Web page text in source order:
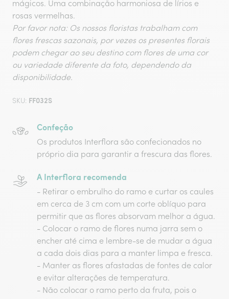
mágicos. Uma combinação harmoniosa de lírios e
rosas vermelhas.
Por favor nota: Os nossos floristas trabalham com
flores frescas sazonais, por vezes os presentes florais
podem chegar ao seu destino com flores de uma cor
ou variedade diferente da foto, dependendo da
disponibilidade.
SKU: FF032S
Confeção
Os produtos Interflora são confecionados no
próprio dia para garantir a frescura das flores.
A Interflora recomenda
- Retirar o embrulho do ramo e curtar os caules
em cerca de 3 cm com um corte oblíquo para
permitir que as flores absorvam melhor a água.
- Colocar o ramo de flores numa jarra sem o
encher até cima e lembre-se de mudar a água
a cada dois dias para a manter limpa e fresca.
- Manter as flores afastadas de fontes de calor
e evitar alterações de temperatura.
- Não colocar o ramo perto da fruta, pois o